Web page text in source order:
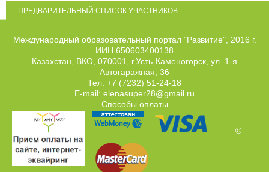
ПРЕДВАРИТЕЛЬНЫЙ СПИСОК УЧАСТНИКОВ
Международный образовательный портал "Развитие", 2016 г.
ИИН 650603400138
Казахстан, ВКО, 070001, г.Усть-Каменогорск, ул. 1-я
Автогаражная, 36
Тел: +7 (7232) 51-24-18
E-mail: elenasuper28@gmail.ru
Способы оплаты
©